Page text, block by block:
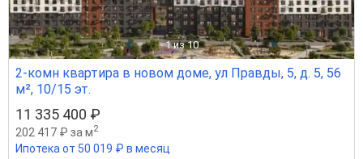
1 из 10
2-комн квартира в новом доме, ул Правды, 5, д. 5, 56
м², 10/15 эт.
11 335 400 ₽
202 417 ₽ за м2
Ипотека от 50 019 ₽ в месяц